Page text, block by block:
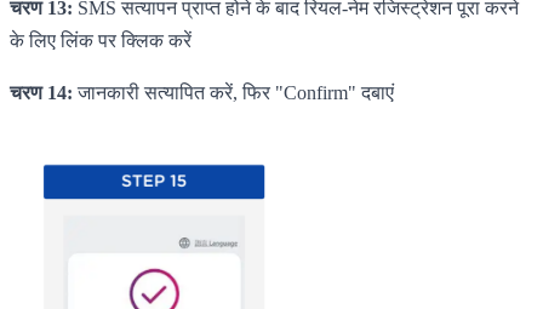
चरण 13: SMS सत्यापन प्राप्त होने के बाद रियल-नेम रजिस्ट्रेशन पूरा करने
के लिए लिंक पर क्लिक करें
चरण 14: जानकारी सत्यापित करें, फिर "Confirm" दबाएं